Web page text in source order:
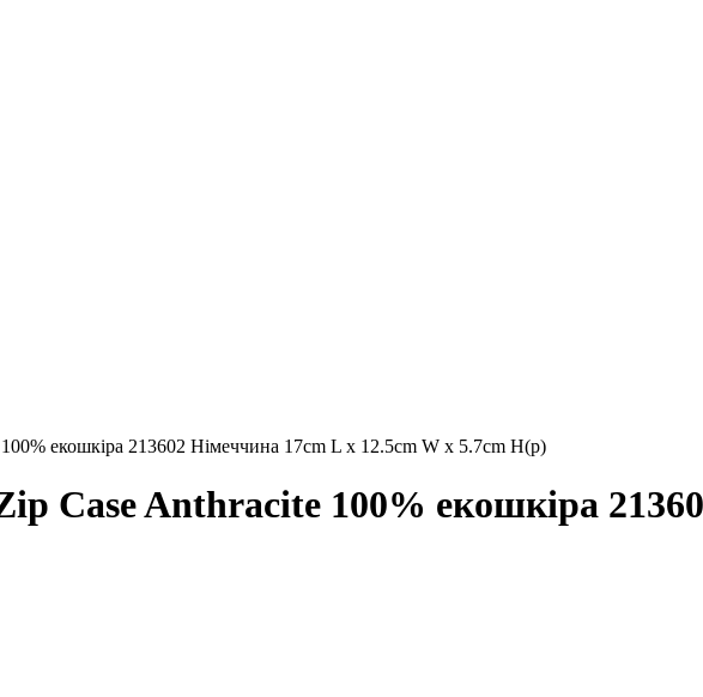
екошкіра 213602 Німеччина 17cm L x 12.5cm W x 5.7cm H(р)
Case Anthracite 100% екошкіра